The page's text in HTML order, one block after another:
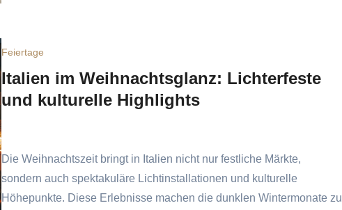
Feiertage
Italien im Weihnachtsglanz: Lichterfeste
und kulturelle Highlights
Die Weihnachtszeit bringt in Italien nicht nur festliche Märkte,
sondern auch spektakuläre Lichtinstallationen und kulturelle
Höhepunkte. Diese Erlebnisse machen die dunklen Wintermonate zu